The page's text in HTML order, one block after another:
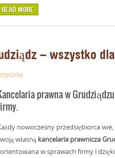
READ MORE
– wszystko
prawna w
nowoczesny przedsiębiorca
własną kancelaria prawnicza
w sprawach firmy i